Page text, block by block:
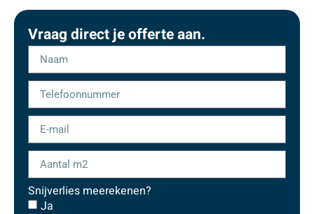
Vraag direct je offerte aan.
Snijverlies meerekenen?
Ja